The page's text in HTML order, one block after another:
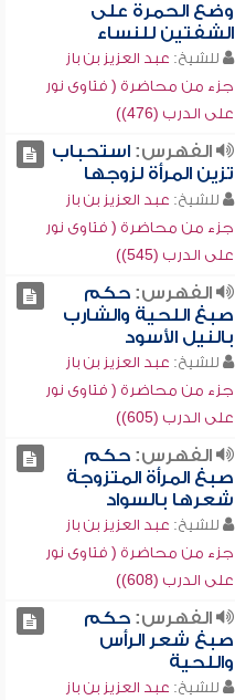
وضع الحمرة على
الشفتين للنساء
للشيخ: عبد العزيز بن باز
جزء من محاضرة ( فتاوى نور
على الدرب (476))
الفهرس:استحباب
تزين المرأة لزوجها
للشيخ: عبد العزيز بن باز
جزء من محاضرة ( فتاوى نور
على الدرب (545))
الفهرس:حكم
صبغ اللحية والشارب
بالنيل الأسود
للشيخ: عبد العزيز بن باز
جزء من محاضرة ( فتاوى نور
على الدرب (605))
الفهرس:حكم
صبغ المرأة المتزوجة
شعرها بالسواد
للشيخ: عبد العزيز بن باز
جزء من محاضرة ( فتاوى نور
على الدرب (608))
الفهرس:حكم
صبغ شعر الرأس
واللحية
للشيخ: عبد العزيز بن باز